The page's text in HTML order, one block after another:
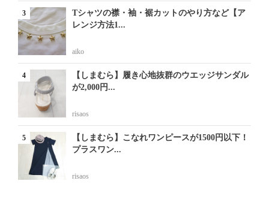
Tシャツの襟・袖・裾カットのやり方など【ア
レンジ方法1...
aiko
【しまむら】履き心地抜群のウエッジサンダル
が2,000円...
risaos
【しまむら】こなれワンピースが1500円以下！
プラスワン...
risaos